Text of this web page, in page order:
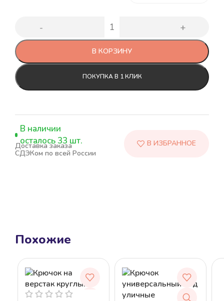
В наличии
осталось 33 шт.
В КОРЗИНУ
ПОКУПКА В 1 КЛИК
Доставка заказа
СДЭКом по всей России
Похожие